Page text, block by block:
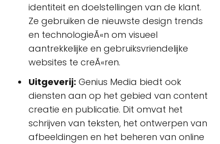
identiteit en doelstellingen van de klant.
Ze gebruiken de nieuwste design trends
en technologieÃ«n om visueel
aantrekkelijke en gebruiksvriendelijke
websites te creÃ«ren.
Uitgeverij: Genius Media biedt ook
diensten aan op het gebied van content
creatie en publicatie. Dit omvat het
schrijven van teksten, het ontwerpen van
afbeeldingen en het beheren van online